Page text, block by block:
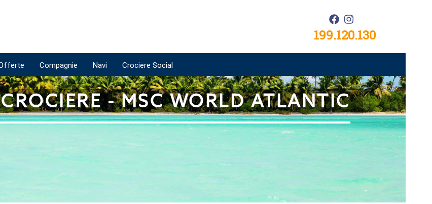
199.120.130
Compagnie Navi Crociere Social
- MSC WORLD ATLANTIC